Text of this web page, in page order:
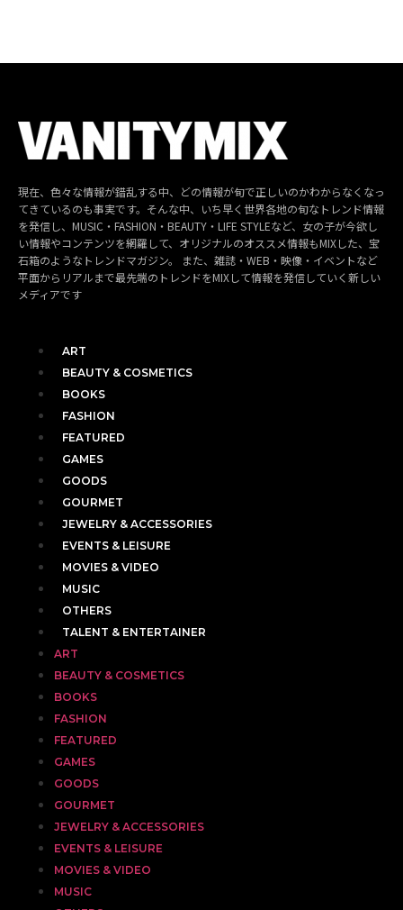
現在、色々な情報が錯乱する中、どの情報が旬で正しいのかわからなくなっ
てきているのも事実です。そんな中、いち早く世界各地の旬なトレンド情報
を発信し、MUSIC・FASHION・BEAUTY・LIFE STYLEなど、女の子が今欲し
い情報やコンテンツを網羅して、オリジナルのオススメ情報もMIXした、宝
石箱のようなトレンドマガジン。 また、雑誌・WEB・映像・イベントなど
平面からリアルまで最先端のトレンドをMIXして情報を発信していく新しい
メディアです
ART
BEAUTY & COSMETICS
BOOKS
FASHION
FEATURED
GAMES
GOODS
GOURMET
JEWELRY & ACCESSORIES
EVENTS & LEISURE
MOVIES & VIDEO
MUSIC
OTHERS
TALENT & ENTERTAINER
ART
BEAUTY & COSMETICS
BOOKS
FASHION
FEATURED
GAMES
GOODS
GOURMET
JEWELRY & ACCESSORIES
EVENTS & LEISURE
MOVIES & VIDEO
MUSIC